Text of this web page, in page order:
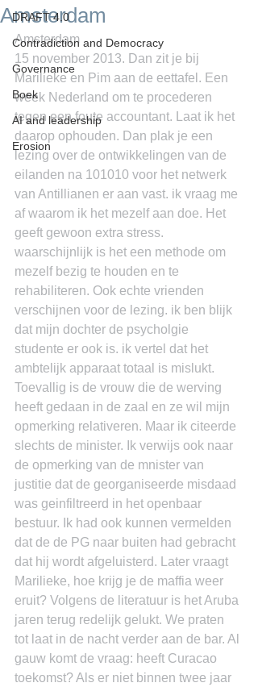
DRAFT 4.0
Contradiction and Democracy
Governance
Boek
AI and leadership
Erosion
Amsterdam
Amsterdam
15 november 2013. Dan zit je bij
Marilieke en Pim aan de eettafel. Een
week Nederland om te procederen
tegen een foute accountant. Laat ik het
daarop ophouden. Dan plak je een
lezing over de ontwikkelingen van de
eilanden na 101010 voor het netwerk
van Antillianen er aan vast. ik vraag me
af waarom ik het mezelf aan doe. Het
geeft gewoon extra stress.
waarschijnlijk is het een methode om
mezelf bezig te houden en te
rehabiliteren. Ook echte vrienden
verschijnen voor de lezing. ik ben blijk
dat mijn dochter de psycholgie
studente er ook is. ik vertel dat het
ambtelijk apparaat totaal is mislukt.
Toevallig is de vrouw die de werving
heeft gedaan in de zaal en ze wil mijn
opmerking relativeren. Maar ik citeerde
slechts de minister. Ik verwijs ook naar
de opmerking van de mnister van
justitie dat de georganiseerde misdaad
was geinfiltreerd in het openbaar
bestuur. Ik had ook kunnen vermelden
dat de de PG naar buiten had gebracht
dat hij wordt afgeluisterd. Later vraagt
Marilieke, hoe krijg je de maffia weer
eruit? Volgens de literatuur is het Aruba
jaren terug redelijk gelukt. We praten
tot laat in de nacht verder aan de bar. Al
gauw komt de vraag: heeft Curacao
toekomst? Als er niet binnen twee jaar